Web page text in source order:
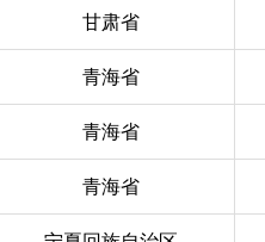
甘肃省
青海省
青海省
青海省